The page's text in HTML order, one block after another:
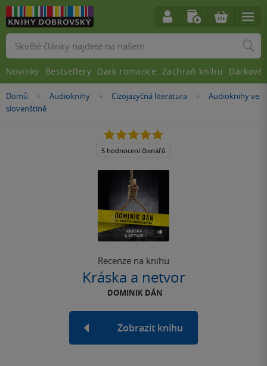
Nacházíte
se
Domů »Audioknihy »
Cizojazyčná literatura »Audioknihy ve
slovenštině
Recenze na knihu
Kráska a netvor
DOMINIK DÁN
Zobrazit knihu
5.0
z
5
5 hodnocení čtenářů
Vyhledávání
Novinky Bestsellery Dark romance Zachraň knihu Dárkové